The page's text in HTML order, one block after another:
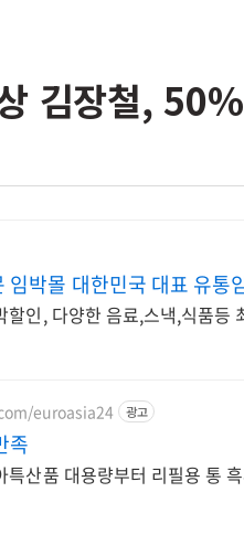
김장철,
임박몰 대한민국 대표 유통
할인, 다양한 음료,스낵,식품등
euroasia24 광고
족
특산품 대용량부터 리필용 통